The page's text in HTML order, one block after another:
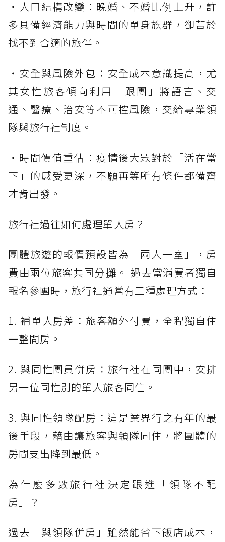
・人口結構改變：晚婚、不婚比例上升，許
多具備經濟能力與時間的單身族群，卻苦於
找不到合適的旅伴。
・安全與風險外包：安全成本意識提高，尤
其女性旅客傾向利用「跟團」將語言、交
通、醫療、治安等不可控風險，交給專業領
隊與旅行社制度。
・時間價值重估：疫情後大眾對於「活在當
下」的感受更深，不願再等所有條件都備齊
才肯出發。
旅行社過往如何處理單人房？
團體旅遊的報價預設皆為「兩人一室」，房
費由兩位旅客共同分攤。 過去當消費者獨自
報名參團時，旅行社通常有三種處理方式：
1. 補單人房差：旅客額外付費，全程獨自住
一整間房。
2. 與同性團員併房：旅行社在同團中，安排
另一位同性別的單人旅客同住。
3. 與同性領隊配房：這是業界行之有年的最
後手段，藉由讓旅客與領隊同住，將團體的
房間支出降到最低。
為什麼多數旅行社決定跟進「領隊不配
房」？
過去「與領隊併房」雖然能省下飯店成本，